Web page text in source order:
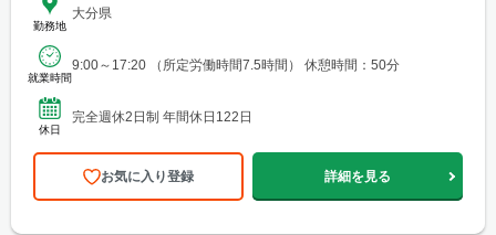
勤務地
大分県
就業時間
9:00～17:20 （所定労働時間7.5時間） 休憩時間：50分
休日
完全週休2日制 年間休日122日
お気に入り登録 詳細を見る